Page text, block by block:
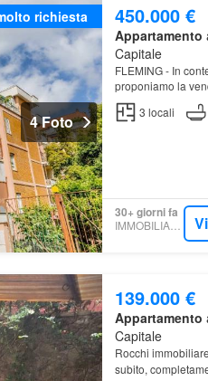
richiesta
4 Foto
450.000 €
Appartamento
Capitale
FLEMING - In
proponiamo la
109 mq catastali
3 locali
30+ giorni fa
IMMOBILIARE.IT
139.000 €
Appartamento
Capitale
Rocchi
subito,